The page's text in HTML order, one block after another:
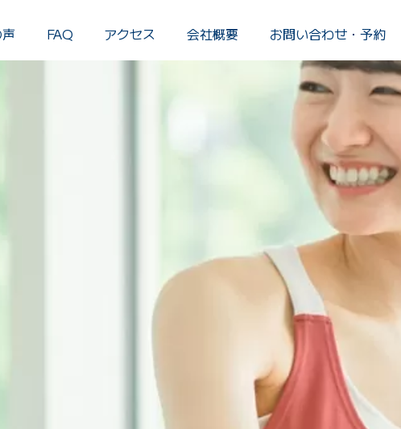
FAQ アクセス 会社概要 お問い合わせ・予約